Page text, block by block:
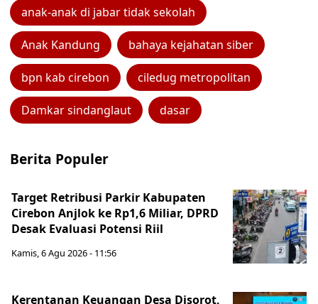
anak-anak di jabar tidak sekolah
Anak Kandung bahaya kejahatan siber
bpn kab cirebon ciledug metropolitan
Damkar sindanglaut dasar
Berita Populer
Target Retribusi Parkir Kabupaten
Cirebon Anjlok ke Rp1,6 Miliar, DPRD
Desak Evaluasi Potensi Riil
Kamis, 6 Agu 2026 - 11:56
Kerentanan Keuangan Desa Disorot,